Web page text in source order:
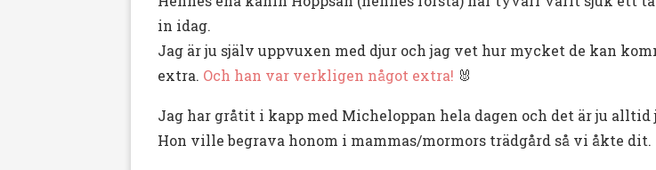
in idag.
Jag är ju själv uppvuxen med djur och jag vet hur mycket de kan
extra. Och han var verkligen något extra! 🐰
Jag har gråtit i kapp med Micheloppan hela dagen och det är ju alltid
Hon ville begrava honom i mammas/mormors trädgård så vi åkte dit.